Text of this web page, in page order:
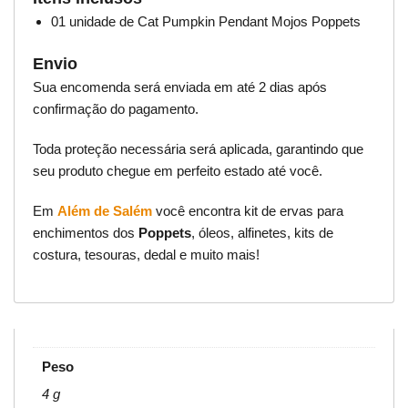
01 unidade de Cat Pumpkin Pendant Mojos Poppets
Envio
Sua encomenda será enviada em até 2 dias após
confirmação do pagamento.
Toda proteção necessária será aplicada, garantindo que
seu produto chegue em perfeito estado até você.
Em Além de Salém você encontra kit de ervas para
enchimentos dos Poppets, óleos, alfinetes, kits de
costura, tesouras, dedal e muito mais!
Peso
4 g